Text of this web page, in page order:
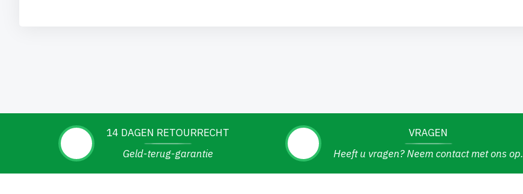
14 DAGEN RETOURRECHT
Geld-terug-garantie
VRAGEN
Heeft u vragen? Neem contact met ons op.